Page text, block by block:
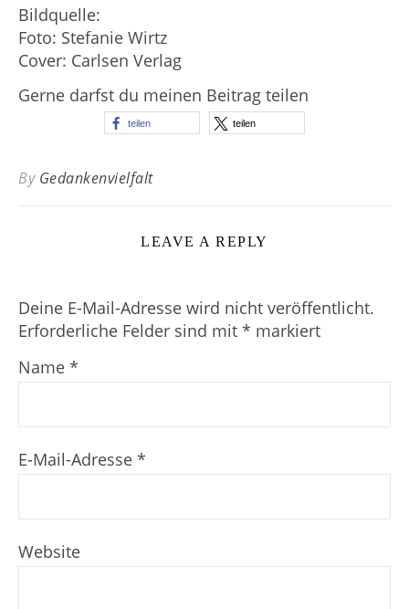
Bildquelle:
Foto: Stefanie Wirtz
Cover: Carlsen Verlag
Gerne darfst du meinen Beitrag teilen
teilen teilen
By Gedankenvielfalt
LEAVE A REPLY
Deine E-Mail-Adresse wird nicht veröffentlicht.
Erforderliche Felder sind mit * markiert
Name *
E-Mail-Adresse *
Website